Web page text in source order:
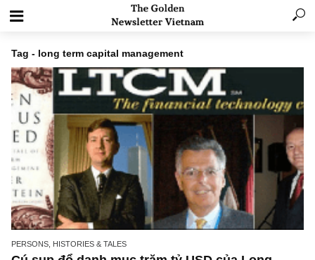
Tag - long term capital management